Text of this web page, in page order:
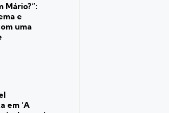
Mário?”:
e
uma
em ‘A